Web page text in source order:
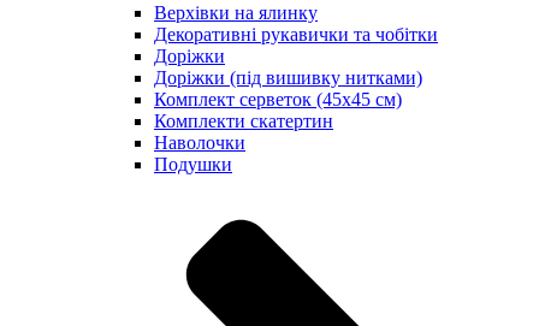
Верхівки на ялинку
Декоративні рукавички та чобітки
Доріжки
Доріжки (під вишивку нитками)
Комплект серветок (45х45 см)
Комплекти скатертин
Наволочки
Подушки